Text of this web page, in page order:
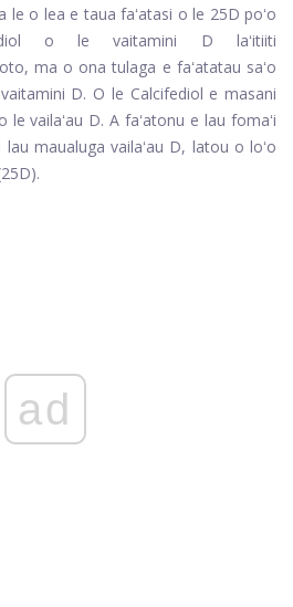
le o lea e taua faʻatasi o le 25D poʻo
o le vaitamini D laʻitiiti
ma o ona tulaga e faʻatatau saʻo
D. O le Calcifediol e masani
vailaʻau D. A faʻatonu e lau fomaʻi
lau maualuga vailaʻau D, latou o loʻo
ad